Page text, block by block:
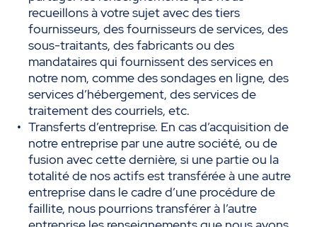
recueillons à votre sujet avec des tiers
fournisseurs, des fournisseurs de services, des
sous-traitants, des fabricants ou des
mandataires qui fournissent des services en
notre nom, comme des sondages en ligne, des
services d’hébergement, des services de
traitement des courriels, etc.
Transferts d’entreprise. En cas d’acquisition de
notre entreprise par une autre société, ou de
fusion avec cette dernière, si une partie ou la
totalité de nos actifs est transférée à une autre
entreprise dans le cadre d’une procédure de
faillite, nous pourrions transférer à l’autre